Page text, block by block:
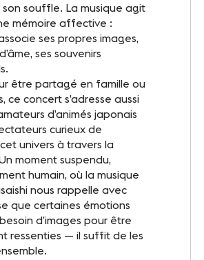
souffle. La musique agit
mémoire affective :
ses propres images,
ses souvenirs
être partagé en famille ou
ce concert s’adresse aussi
d’animés japonais
curieux de
univers à travers la
moment suspendu,
humain, où la musique
nous rappelle avec
que certaines émotions
d’images pour être
ressenties — il suffit de les